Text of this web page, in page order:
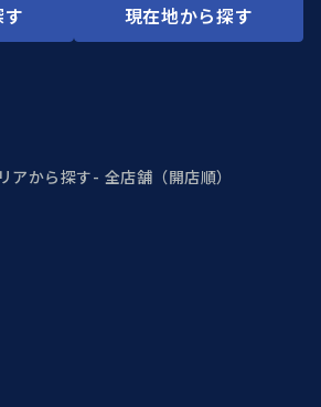
現在地から探す
アから探す 全店舗（開店順）